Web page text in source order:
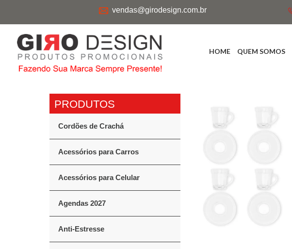
vendas@girodesign.com.br
HOME QUEM SOMOS
Cordões de Crachá
Acessórios para Carros
Acessórios para Celular
Agendas 2027
Anti-Estresse